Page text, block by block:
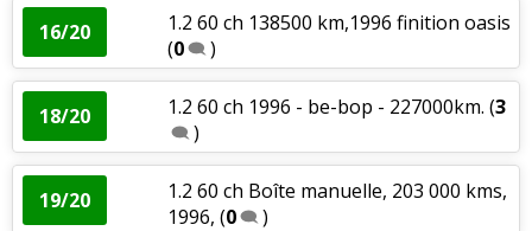
16/20
1.2 60 ch 138500 km,1996 finition oasis
(0 )
18/20 1.2 60 ch 1996 - be-bop - 227000km. (3
)
19/20
1.2 60 ch Boîte manuelle, 203 000 kms,
1996, (0 )